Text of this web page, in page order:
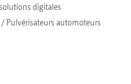
digitales
Pulvérisateurs automoteurs